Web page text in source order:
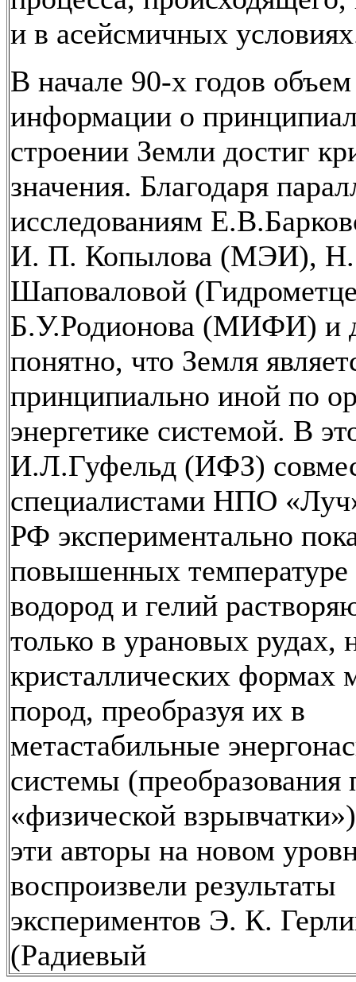
и в асейсмичных
В начале 90-х годов объем
информации о
строении Земли достиг
значения. Благодаря
исследованиям
И. П. Копылова (МЭИ),
Шаповаловой
Б.У.Родионова (МИФИ) и
понятно, что Земля
принципиально иной по
энергетике системой. В
И.Л.Гуфельд (ИФЗ)
специалистами НПО
РФ экспериментально
повышенных температуре
водород и гелий
только в урановых рудах,
кристаллических формах
пород, преобразуя их в
метастабильные
системы (преобразования
«физической
эти авторы на новом
воспроизвели результаты
экспериментов Э. К.
(Радиевый